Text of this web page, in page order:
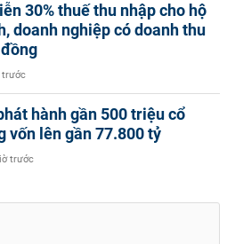
30% thuế thu nhập cho hộ
doanh nghiệp có doanh thu
trước
hành gần 500 triệu cổ
vốn lên gần 77.800 tỷ
trước